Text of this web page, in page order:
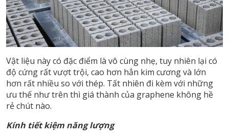
Vật liệu này có đặc điểm là vô cùng nhẹ, tuy nhiên lại có
độ cứng rất vượt trội, cao hơn hẳn kim cương và lớn
hơn rất nhiều so với thép. Tất nhiên đi kèm với những
ưu thế như trên thì giá thành của graphene không hề
rẻ chút nào.
Kính tiết kiệm năng lượng